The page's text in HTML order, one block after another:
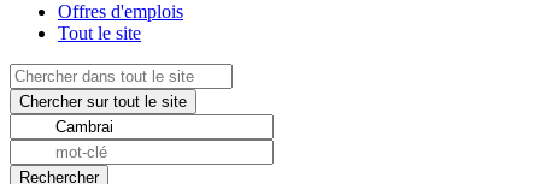
Offres d'emplois
Tout le site